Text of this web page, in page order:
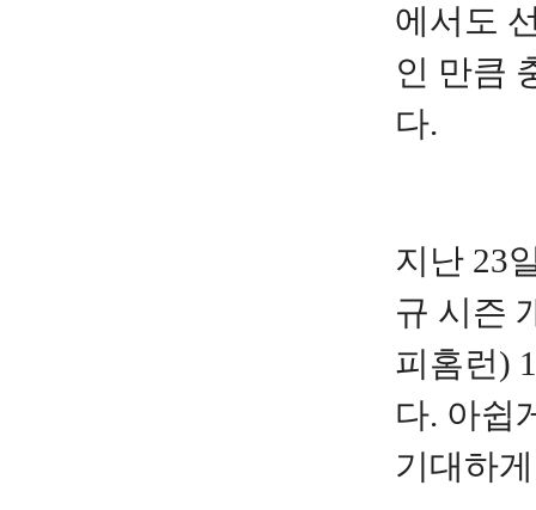
에서도
인 만큼
다.
지난 23
규 시즌
피홈런)
다. 아쉽
기대하